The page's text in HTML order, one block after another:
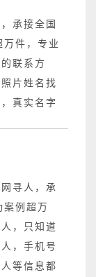
承接全国
件，专业
联系方
片姓名找
真实名字
寻人，承
例超万
，只知道
，手机号
等信息都